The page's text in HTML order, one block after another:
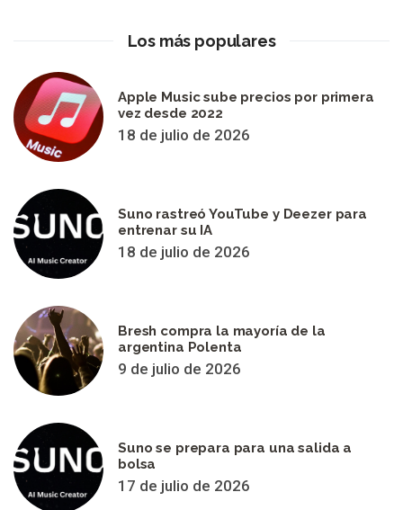
Los más populares
Apple Music sube precios por primera
vez desde 2022
18 de julio de 2026
Suno rastreó YouTube y Deezer para
entrenar su IA
18 de julio de 2026
Bresh compra la mayoría de la
argentina Polenta
9 de julio de 2026
Suno se prepara para una salida a
bolsa
17 de julio de 2026